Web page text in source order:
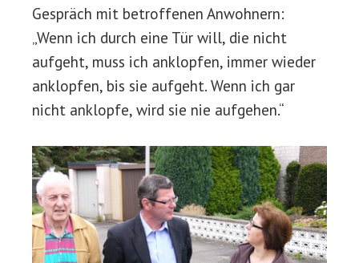
Gespräch mit betroffenen Anwohnern:
„Wenn ich durch eine Tür will, die nicht
aufgeht, muss ich anklopfen, immer wieder
anklopfen, bis sie aufgeht. Wenn ich gar
nicht anklopfe, wird sie nie aufgehen.“